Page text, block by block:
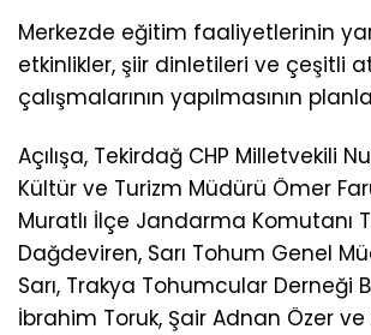
Merkezde eğitim faaliyetlerinin
etkinlikler, şiir dinletileri ve çeşitli
çalışmalarının yapılmasının
Açılışa, Tekirdağ CHP Milletvekili
Kültür ve Turizm Müdürü Ömer
Muratlı İlçe Jandarma Komutanı
Dağdeviren, Sarı Tohum Genel
Sarı, Trakya Tohumcular Derneği
İbrahim Toruk, Şair Adnan Özer